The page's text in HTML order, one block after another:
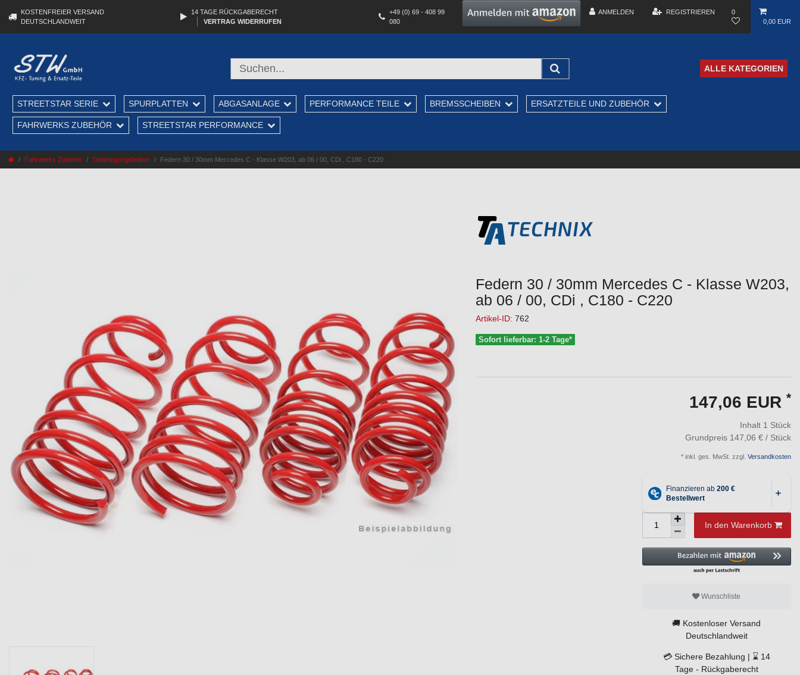
KOSTENFREIER VERSAND
DEUTSCHLANDWEIT
14 TAGE RÜCKGABERECHT
VERTRAG WIDERRUFEN
+49 (0) 69 - 408 99
080
ANMELDEN REGISTRIEREN
0
0,00 EUR
ALLE KATEGORIEN
STREETSTAR SERIE SPURPLATTEN ABGASANLAGE PERFORMANCE TEILE BREMSSCHEIBEN ERSATZTEILE UND ZUBEHÖR
FAHRWERKS ZUBEHÖR STREETSTAR PERFORMANCE
Fahrwerks Zubehör Tieferlegungsfedern Federn 30 / 30mm Mercedes C - Klasse W203, ab 06 / 00, CDi , C180 - C220
Federn 30 / 30mm Mercedes C - Klasse W203,
ab 06 / 00, CDi , C180 - C220
Artikel-ID: 762
Sofort lieferbar: 1-2 Tage*
147,06 EUR *
Inhalt 1 Stück
Grundpreis 147,06 € / Stück
* inkl. ges. MwSt. zzgl. Versandkosten
In den Warenkorb
Wunschliste
🚚 Kostenloser Versand
Deutschlandweit
💳 Sichere Bezahlung | ⌛ 14
Tage - Rückgaberecht